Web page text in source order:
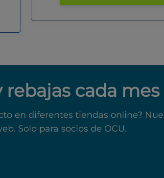
rebajas cada mes
en diferentes tiendas online?
Solo para socios de OCU.